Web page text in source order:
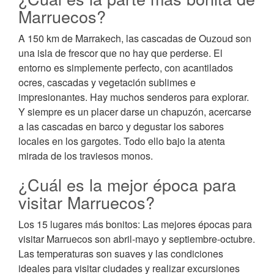
Marruecos?
A 150 km de Marrakech, las cascadas de Ouzoud son
una isla de frescor que no hay que perderse. El
entorno es simplemente perfecto, con acantilados
ocres, cascadas y vegetación sublimes e
impresionantes. Hay muchos senderos para explorar.
Y siempre es un placer darse un chapuzón, acercarse
a las cascadas en barco y degustar los sabores
locales en los gargotes. Todo ello bajo la atenta
mirada de los traviesos monos.
¿Cuál es la mejor época para
visitar Marruecos?
Los 15 lugares más bonitos: Las mejores épocas para
visitar Marruecos son abril-mayo y septiembre-octubre.
Las temperaturas son suaves y las condiciones
ideales para visitar ciudades y realizar excursiones